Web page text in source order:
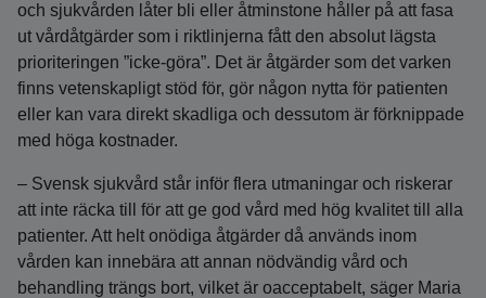
och sjukvården låter bli eller åtminstone håller på att fasa
ut vårdåtgärder som i riktlinjerna fått den absolut lägsta
prioriteringen ”icke-göra”. Det är åtgärder som det varken
finns vetenskapligt stöd för, gör någon nytta för patienten
eller kan vara direkt skadliga och dessutom är förknippade
med höga kostnader.
– Svensk sjukvård står inför flera utmaningar och riskerar
att inte räcka till för att ge god vård med hög kvalitet till alla
patienter. Att helt onödiga åtgärder då används inom
vården kan innebära att annan nödvändig vård och
behandling trängs bort, vilket är oacceptabelt, säger Maria